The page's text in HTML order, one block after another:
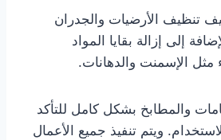
تنظيف الأرضيات والجدران
إلى إزالة بقايا المواد
مثل الإسمنت والدهانات.
والمطابخ بشكل كامل للتأكد
ويتم تنفيذ جميع الأعمال